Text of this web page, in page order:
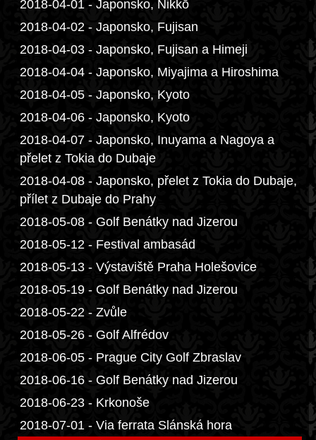
2018-04-01 - Japonsko, Nikkō
2018-04-02 - Japonsko, Fujisan
2018-04-03 - Japonsko, Fujisan a Himeji
2018-04-04 - Japonsko, Miyajima a Hiroshima
2018-04-05 - Japonsko, Kyoto
2018-04-06 - Japonsko, Kyoto
2018-04-07 - Japonsko, Inuyama a Nagoya a
přelet z Tokia do Dubaje
2018-04-08 - Japonsko, přelet z Tokia do Dubaje,
přílet z Dubaje do Prahy
2018-05-08 - Golf Benátky nad Jizerou
2018-05-12 - Festival ambasád
2018-05-13 - Výstaviště Praha Holešovice
2018-05-19 - Golf Benátky nad Jizerou
2018-05-22 - Zvůle
2018-05-26 - Golf Alfrédov
2018-06-05 - Prague City Golf Zbraslav
2018-06-16 - Golf Benátky nad Jizerou
2018-06-23 - Krkonoše
2018-07-01 - Via ferrata Slánská hora